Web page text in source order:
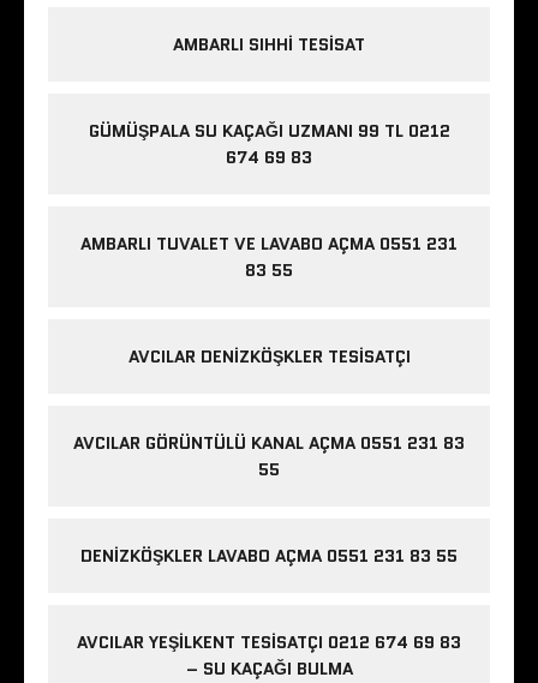
AMBARLI SIHHI TESISAT
GÜMÜŞPALA SU KAÇAĞI UZMANI 99 TL 0212
674 69 83
AMBARLI TUVALET VE LAVABO AÇMA 0551 231
83 55
AVCILAR DENIZKÖŞKLER TESISATÇI
AVCILAR GÖRÜNTÜLÜ KANAL AÇMA 0551 231 83
55
DENIZKÖŞKLER LAVABO AÇMA 0551 231 83 55
AVCILAR YEŞILKENT TESISATÇI 0212 674 69 83
– SU KAÇAĞI BULMA